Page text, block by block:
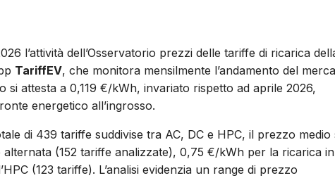
l’attività dell’Osservatorio prezzi delle tariffe di ricarica
TariffEV, che monitora mensilmente l’andamento del
attesta a 0,119 €/kWh, invariato rispetto ad aprile 2026,
energetico all’ingrosso.
di 439 tariffe suddivise tra AC, DC e HPC, il prezzo medio
(152 tariffe analizzate), 0,75 €/kWh per la ricarica in
(123 tariffe). L’analisi evidenzia un range di prezzo